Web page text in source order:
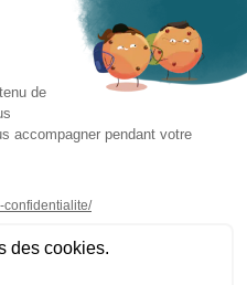
personnelles